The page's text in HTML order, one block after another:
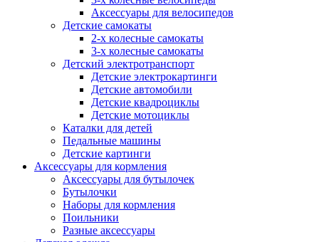
Аксессуары для велосипедов
Детские самокаты
2-х колесные самокаты
3-х колесные самокаты
Детский электротранспорт
Детские электрокартинги
Детские автомобили
Детские квадроциклы
Детские мотоциклы
Каталки для детей
Педальные машины
Детские картинги
Аксессуары для кормления
Аксессуары для бутылочек
Бутылочки
Наборы для кормления
Поильники
Разные аксессуары